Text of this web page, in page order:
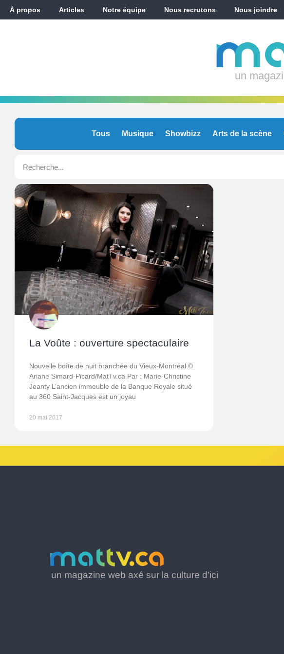
À propos Articles Notre équipe Nous recrutons Nous joindre
un
Tous Musique Showbizz Arts de la scène
La Voûte : ouverture spectaculaire
Nouvelle boîte de nuit branchée du Vieux-Montréal ©
Ariane Simard-Picard/MatTv.ca Par : Marie-Christine
Jeanty L’ancien immeuble de la Banque Royale situé
au 360 Saint-Jacques est un joyau
20 mai 2017
un magazine web axé sur la culture d’ici